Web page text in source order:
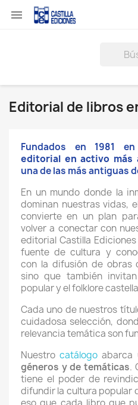

Editorial de libros
Fundados en 1981
editorial en activo más
una de las más antiguas
En un mundo donde la
dominan nuestras vidas,
convierte en un plan
volver a conectar con
editorial Castilla
fuente de cultura y
con la difusión de obras
sino que también
popular y el folklore
Cada uno de nuestros
cuidadosa selección,
relevancia temática son
Nuestrocatálogo abarca
géneros y de temáticas.
tiene el poder de
difundir la cultura popular